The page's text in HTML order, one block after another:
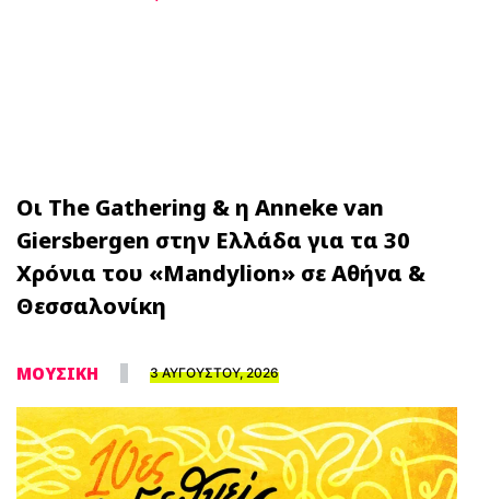
Οι The Gathering & η Anneke van
Giersbergen στην Ελλάδα για τα 30
Χρόνια του «Mandylion» σε Αθήνα &
Θεσσαλονίκη
ΜΟΥΣΙΚΗ 3 ΑΥΓΟΥΣΤΟΥ, 2026